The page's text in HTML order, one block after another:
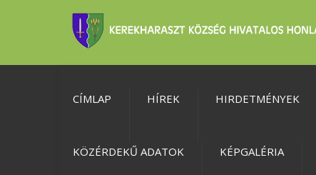
CÍMLAP HÍREK HIRDETMÉNYEK
KÖZÉRDEKŰ ADATOK KÉPGALÉRIA